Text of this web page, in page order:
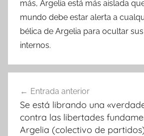
más, Argelia está más aislada
mundo debe estar alerta a
bélica de Argelia para ocultar
internos.
de
entradas
Entrada anterior
Se está librando una
contra las libertades
Argelia (colectivo de